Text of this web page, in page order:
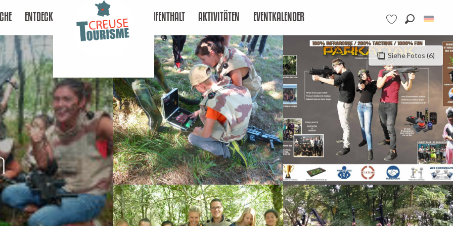
Voir les favoris
ENTDECKEN AUFENTHALT AKTIVITÄTEN EVENTKALENDER
Siehe Fotos (6)